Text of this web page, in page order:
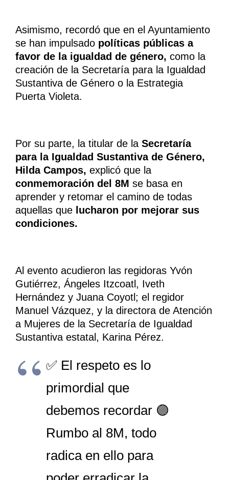
Asimismo, recordó que en el Ayuntamiento
se han impulsado políticas públicas a
favor de la igualdad de género, como la
creación de la Secretaría para la Igualdad
Sustantiva de Género o la Estrategia
Puerta Violeta.
Por su parte, la titular de la Secretaría
para la Igualdad Sustantiva de Género,
Hilda Campos, explicó que la
conmemoración del 8M se basa en
aprender y retomar el camino de todas
aquellas que lucharon por mejorar sus
condiciones.
Al evento acudieron las regidoras Yvón
Gutiérrez, Ángeles Itzcoatl, Iveth
Hernández y Juana Coyotl; el regidor
Manuel Vázquez, y la directora de Atención
a Mujeres de la Secretaría de Igualdad
Sustantiva estatal, Karina Pérez.
✅️ El respeto es lo
primordial que
debemos recordar 🟣
Rumbo al 8M, todo
radica en ello para